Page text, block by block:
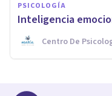
PSICOLOGÍA
Inteligencia
Centro De